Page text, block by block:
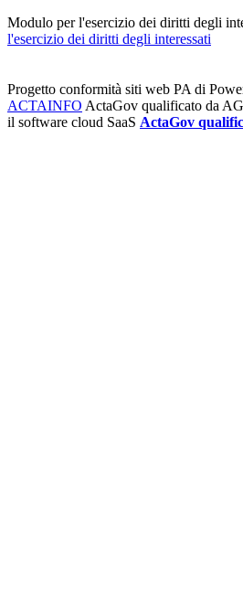
Modulo per l'esercizio dei diritti degli
l'esercizio dei diritti degli interessati
Progetto conformità siti web PA di
ACTAINFO ActaGov qualificato da
il software cloud SaaS ActaGov